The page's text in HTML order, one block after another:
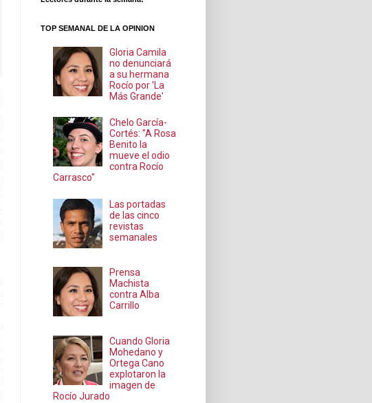
TOP SEMANAL DE LA OPINION
Gloria Camila
no denunciará
a su hermana
Rocío por 'La
Más Grande'
Chelo García-
Cortés: "A Rosa
Benito la
mueve el odio
contra Rocío
Carrasco"
Las portadas
de las cinco
revistas
semanales
Prensa
Machista
contra Alba
Carrillo
Cuando Gloria
Mohedano y
Ortega Cano
explotaron la
imagen de
Rocío Jurado